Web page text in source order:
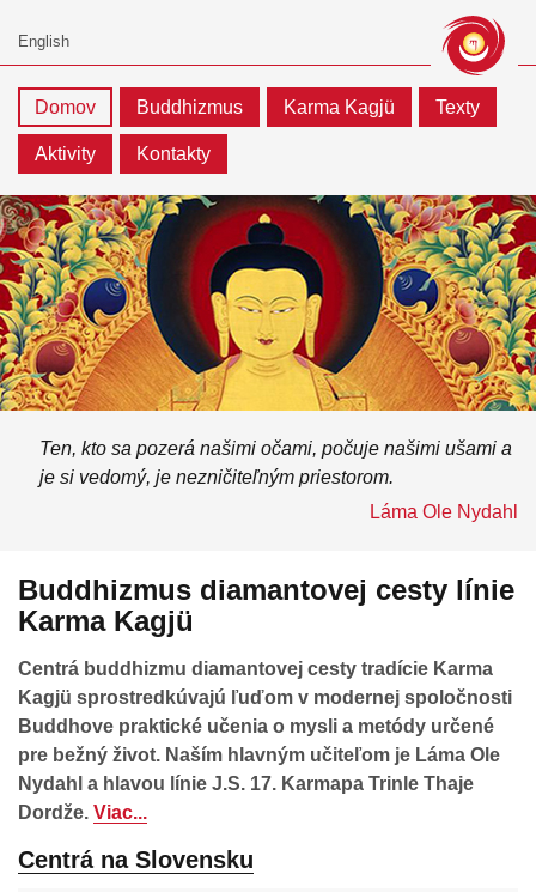
Domov Buddhizmus Karma Kagjü Texty
Aktivity Kontakty
Ten, kto sa pozerá našimi očami, počuje našimi ušami a
je si vedomý, je nezničiteľným priestorom.
Láma Ole Nydahl
Buddhizmus diamantovej cesty línie
Karma Kagjü
Centrá buddhizmu diamantovej cesty tradície Karma
Kagjü sprostredkúvajú ľuďom v modernej spoločnosti
Buddhove praktické učenia o mysli a metódy určené
pre bežný život. Naším hlavným učiteľom je Láma Ole
Nydahl a hlavou línie J.S. 17. Karmapa Trinle Thaje
Dordže. Viac...
Centrá na Slovensku